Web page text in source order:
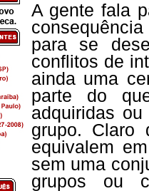
A gente fala
para se
conflitos de
ainda uma
parte do
adquiridas
grupo. Claro
equivalem
sem uma
grupos ou